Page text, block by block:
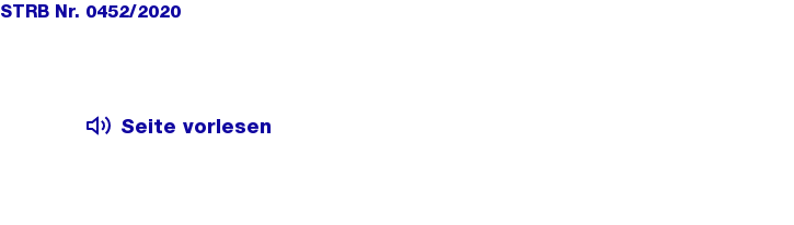
STRB Nr. 0452/2020
Seite vorlesen